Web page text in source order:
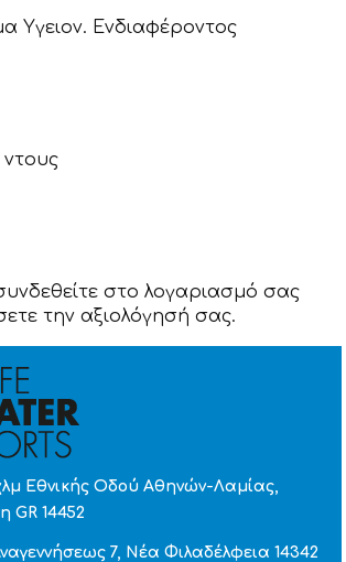
Υγειον. Ενδιαφέροντος
ντους
στο λογαριασμό σας
την αξιολόγησή σας.
Εθνικής Οδού Αθηνών-Λαμίας,
14452
7, Νέα Φιλαδέλφεια 14342